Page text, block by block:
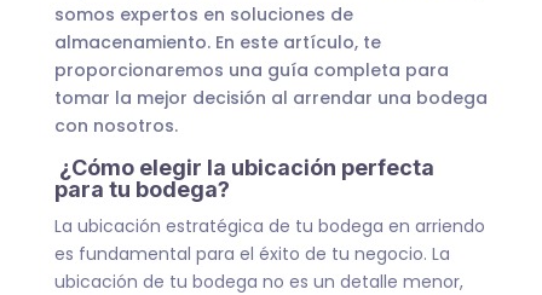
somos expertos en soluciones de
almacenamiento. En este artículo, te
proporcionaremos una guía completa para
tomar la mejor decisión al arrendar una bodega
con nosotros.
¿Cómo elegir la ubicación perfecta
para tu bodega?
La ubicación estratégica de tu bodega en arriendo
es fundamental para el éxito de tu negocio. La
ubicación de tu bodega no es un detalle menor,